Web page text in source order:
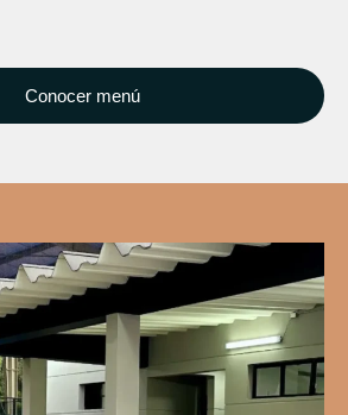
Conocer menú